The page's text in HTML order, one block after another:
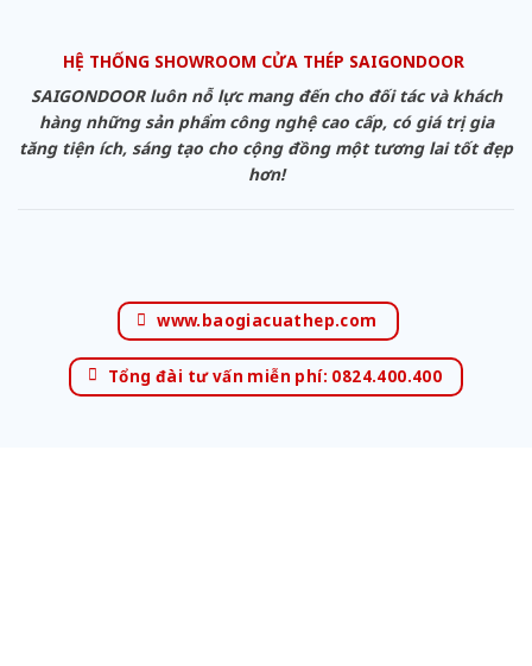
HỆ THỐNG SHOWROOM CỬA THÉP SAIGONDOOR
SAIGONDOOR luôn nỗ lực mang đến cho đối tác và khách
hàng những sản phẩm công nghệ cao cấp, có giá trị gia
tăng tiện ích, sáng tạo cho cộng đồng một tương lai tốt đẹp
hơn!
www.baogiacuathep.com
Tổng đài tư vấn miễn phí: 0824.400.400